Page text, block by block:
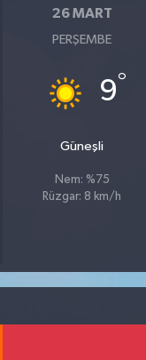
26 MART
PERŞEMBE
9°
Güneşli
Nem: %75
Rüzgar: 8 km/h